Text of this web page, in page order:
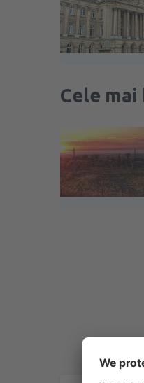
Cele